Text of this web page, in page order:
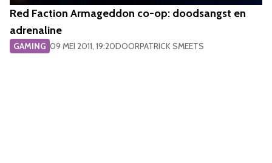
Red Faction Armageddon co-op: doodsangst en
adrenaline
GAMING 09 MEI 2011, 19:20DOORPATRICK SMEETS